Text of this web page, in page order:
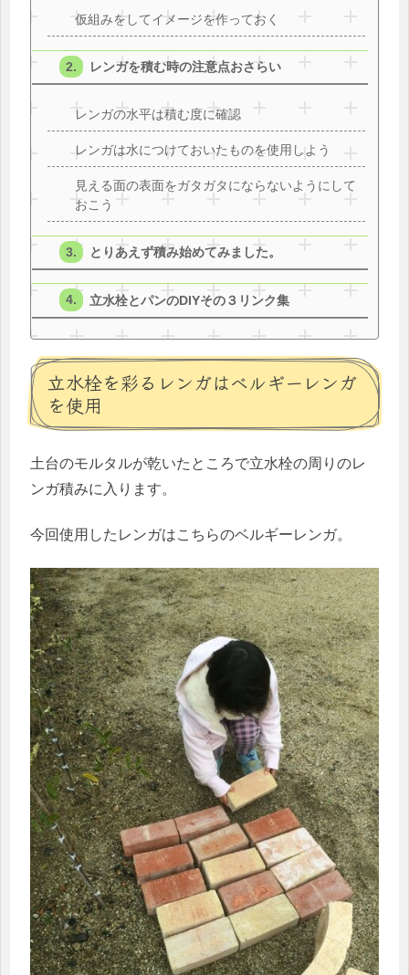
仮組みをしてイメージを作っておく
レンガを積む時の注意点おさらい
レンガの水平は積む度に確認
レンガは水につけておいたものを使用しよう
見える面の表面をガタガタにならないようにして
おこう
とりあえず積み始めてみました。
立水栓とパンのDIYその３リンク集
立水栓を彩るレンガはベルギーレンガ
を使用
土台のモルタルが乾いたところで立水栓の周りのレ
ンガ積みに入ります。
今回使用したレンガはこちらのベルギーレンガ。